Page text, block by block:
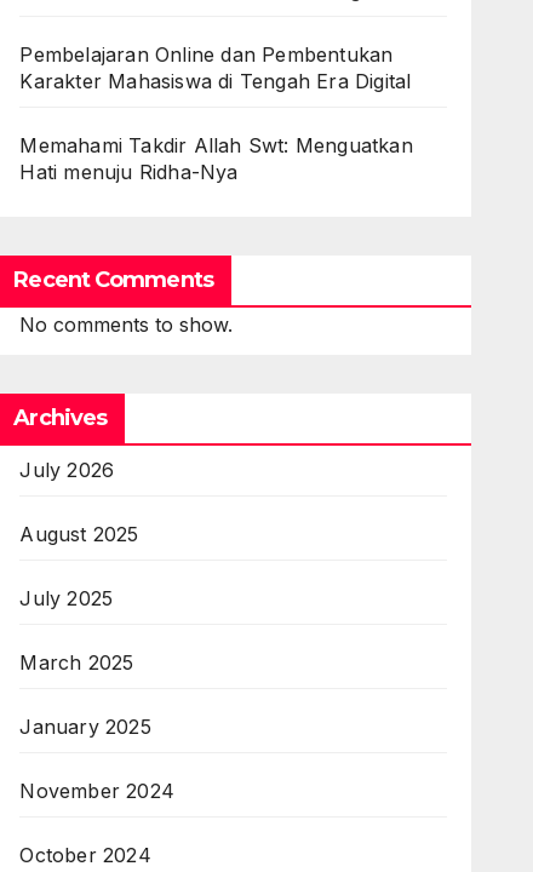
Pembelajaran Online dan Pembentukan
Karakter Mahasiswa di Tengah Era Digital
Memahami Takdir Allah Swt: Menguatkan
Hati menuju Ridha-Nya
Recent Comments
No comments to show.
Archives
July 2026
August 2025
July 2025
March 2025
January 2025
November 2024
October 2024